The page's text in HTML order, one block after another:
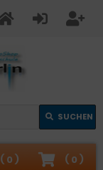
SUCHEN
( 0 )
( 0 )